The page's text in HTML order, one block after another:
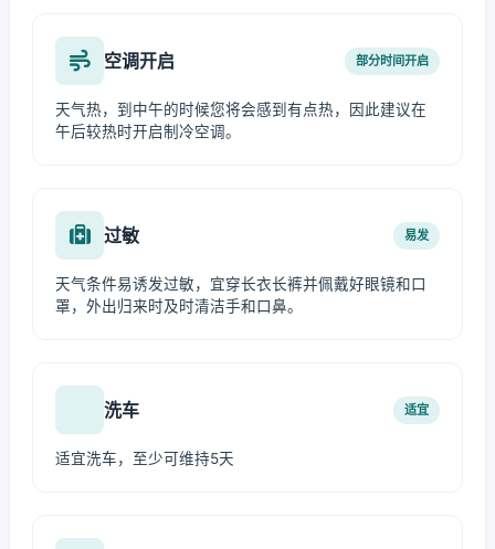
空调开启 部分时间开启
天气热，到中午的时候您将会感到有点热，因此建议在
午后较热时开启制冷空调。
过敏 易发
天气条件易诱发过敏，宜穿长衣长裤并佩戴好眼镜和口
罩，外出归来时及时清洁手和口鼻。
洗车 适宜
适宜洗车，至少可维持5天